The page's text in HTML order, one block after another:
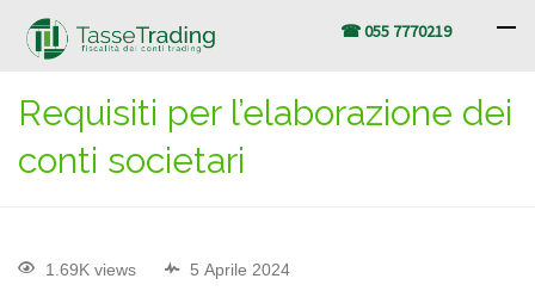
☎ 055 7770219
Requisiti per l’elaborazione dei
conti societari
1.69K views 5 Aprile 2024